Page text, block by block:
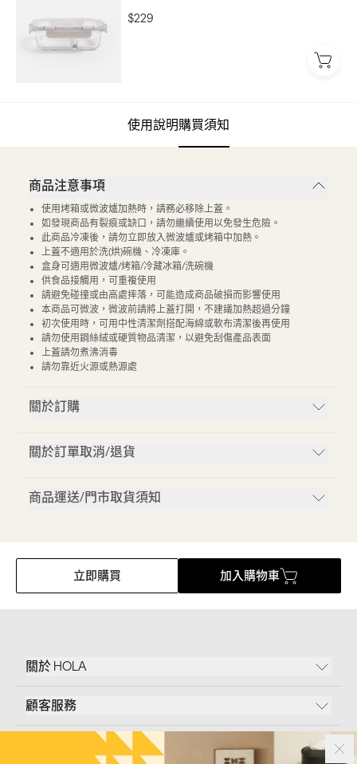
$229
使用說明購買須知
商品注意事項
使用烤箱或微波爐加熱時，請務必移除上蓋。
如發現商品有裂痕或缺口，請勿繼續使用以免發生危險。
此商品冷凍後，請勿立即放入微波爐或烤箱中加熱。
上蓋不適用於洗(烘)碗機、冷凍庫。
盒身可適用微波爐/烤箱/冷藏冰箱/洗碗機
供食品接觸用，可重複使用
請避免碰撞或由高處摔落，可能造成商品破損而影響使用
本商品可微波，微波前請將上蓋打開，不建議加熱超過分鐘
初次使用時，可用中性清潔劑搭配海綿或軟布清潔後再使用
請勿使用鋼絲絨或硬質物品清潔，以避免刮傷產品表面
上蓋請勿煮沸消毒
請勿靠近火源或熱源處
關於訂購
關於訂單取消/退貨
商品運送/門市取貨須知
立即購買 加入購物車
關於 HOLA
顧客服務